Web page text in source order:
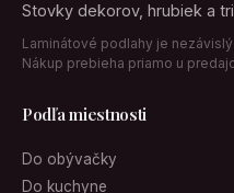
Stovky dekorov, hrubiek a
Laminátové podlahy je
Nákup prebieha priamo u
Podľa miestnosti
Do obývačky
Do kuchyne